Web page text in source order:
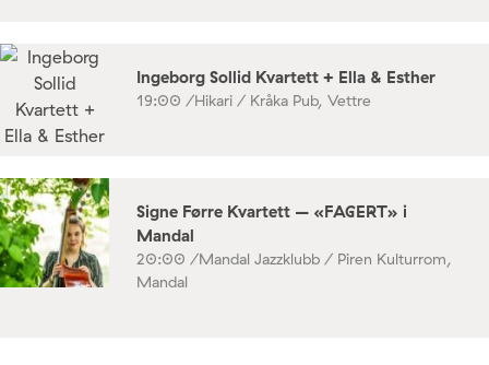
Ingeborg Sollid Kvartett + Ella & Esther
19:00 /Hikari / Kråka Pub, Vettre
Signe Førre Kvartett – «FAGERT» i
Mandal
20:00 /Mandal Jazzklubb / Piren Kulturrom,
Mandal